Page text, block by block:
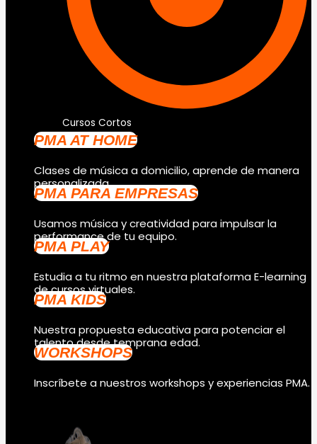
Cursos Cortos
PMA AT HOME
Clases de música a domicilio, aprende de manera
personalizada.
PMA PARA EMPRESAS
Usamos música y creatividad para impulsar la
performance de tu equipo.
PMA PLAY
Estudia a tu ritmo en nuestra plataforma E-learning
de cursos virtuales.
PMA KIDS
Nuestra propuesta educativa para potenciar el
talento desde temprana edad.
WORKSHOPS
Inscríbete a nuestros workshops y experiencias PMA.